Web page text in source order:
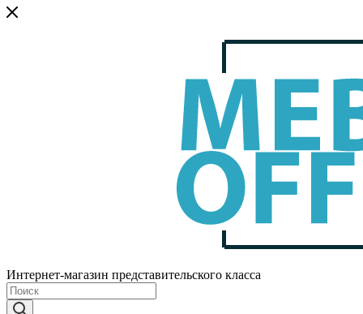
Интернет-магазин представительского класса